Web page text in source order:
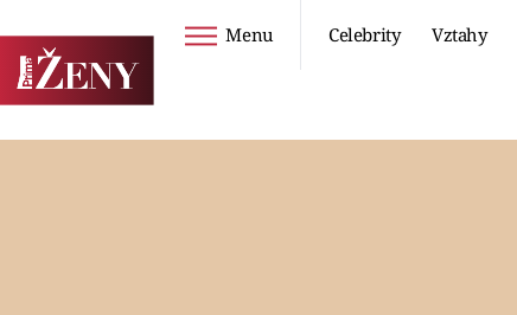
Menu Celebrity Vztahy